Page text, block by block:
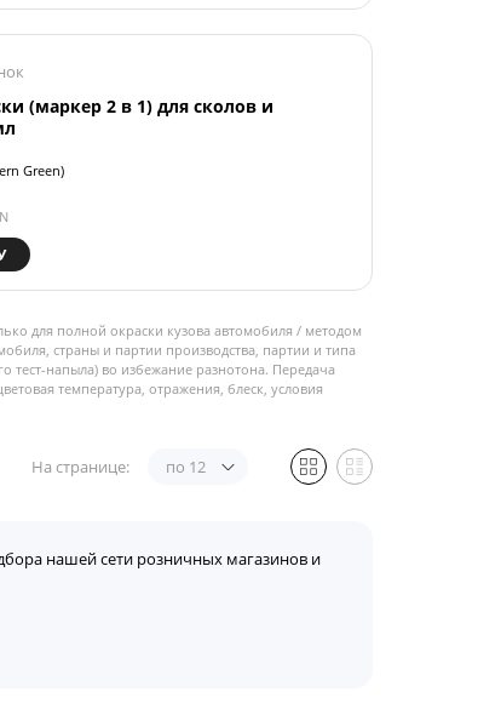
(маркер 2 в 1) для сколов и
Green)
для полной окраски кузова автомобиля / методом
страны и партии производства, партии и типа
тест-напыла) во избежание разнотона. Передача
температура, отражения, блеск, условия
На странице: по 12
нашей сети розничных магазинов и